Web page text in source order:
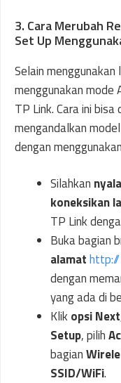
3. Cara Merubah
Set Up
Selain
menggunakan
TP Link. Cara ini
mengandalkan
dengan
Silahkan
koneksikan
TP Link
Buka bagian
alamat
dengan
yang ada di
Klik opsi Next
Setup, pilih
bagian
SSID/WiFi.